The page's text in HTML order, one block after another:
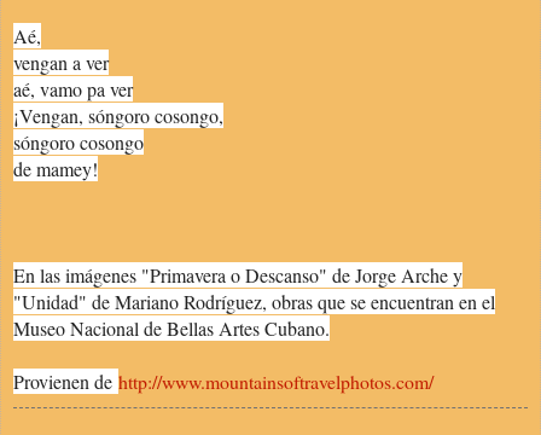
Aé,
vengan a ver
aé, vamo pa ver
¡Vengan, sóngoro cosongo,
sóngoro cosongo
de mamey!
En las imágenes "Primavera o Descanso" de Jorge Arche y
"Unidad" de Mariano Rodríguez, obras que se encuentran en el
Museo Nacional de Bellas Artes Cubano.
Provienen de http://www.mountainsoftravelphotos.com/